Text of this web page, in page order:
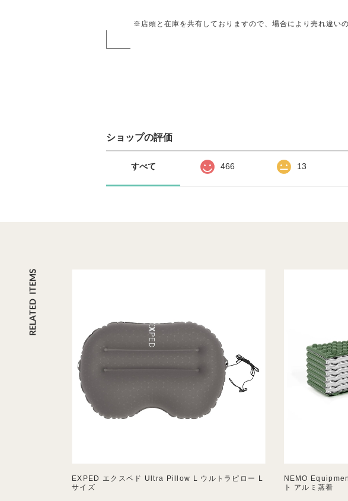
※店頭と在庫を共有しておりますので、場合により売れ違い
ショップの評価
すべて 466 13
EXPED エクスペド Ultra Pillow L ウルトラピロー L
サイズ
NEMO
ト アルミ蒸着